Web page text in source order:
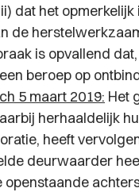
dat het
de
is opvallend
beroep op
5 maart 2019: Het
herhaaldelijk
heeft
deurwaarder